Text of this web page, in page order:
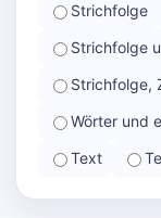
Strichfolge
Strichfolge
Strichfolge,
Wörter und
Text